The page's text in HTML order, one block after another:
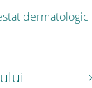
dermatologic